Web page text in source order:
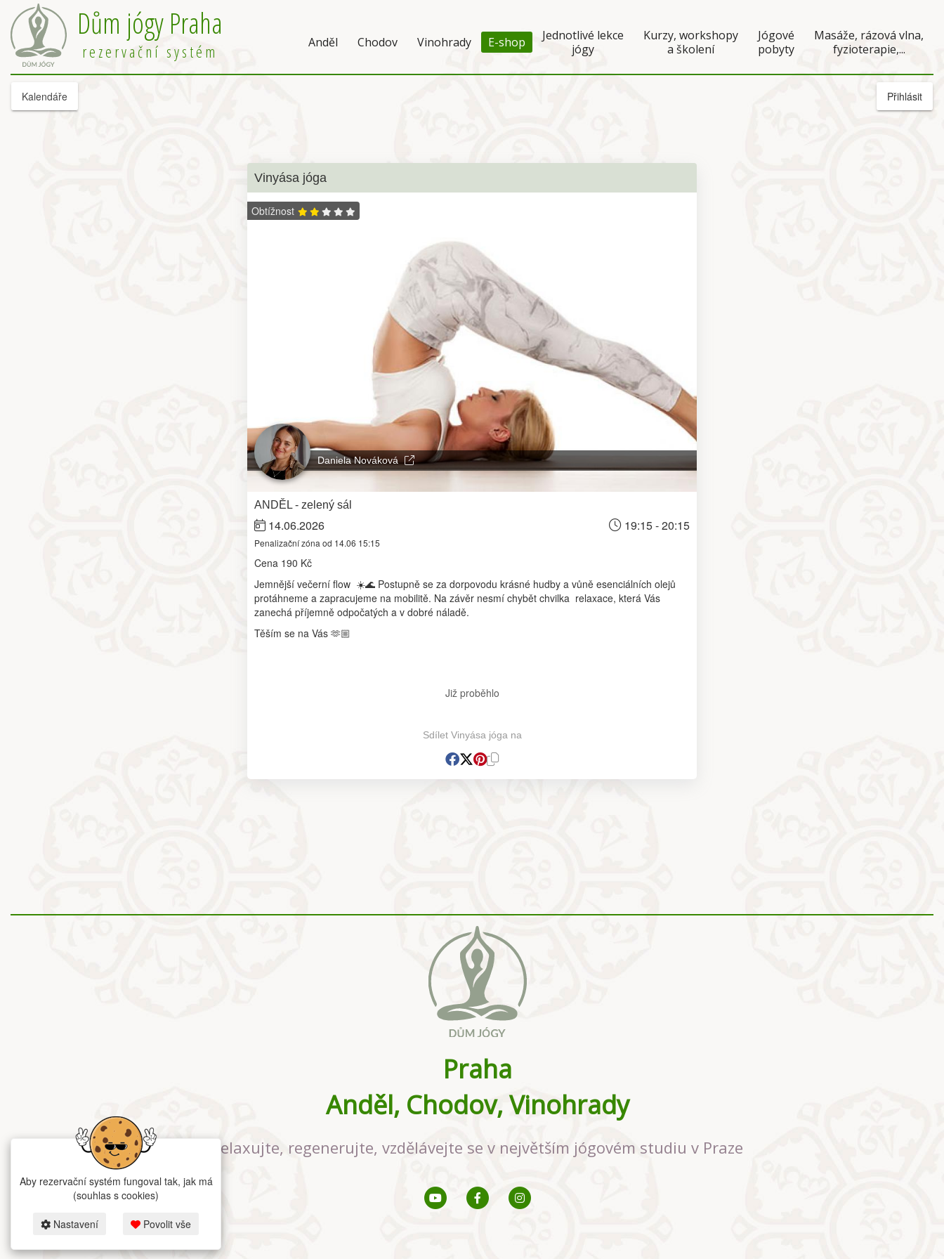
Dům jógy Praha
rezervační systém Anděl Chodov Vinohrady E-shop
Jednotlivé lekce
jógy
Kurzy, workshopy
a školení
Jógové
pobyty
Masáže, rázová vlna,
fyzioterapie,...
Kalendáře Přihlásit
Vinyása jóga
Obtížnost
Daniela Nováková
ANDĚL - zelený sál
14.06.2026 19:15 - 20:15
Penalizační zóna od 14.06 15:15
Cena 190 Kč
Jemnější večerní flow ☀️🌊 Postupně se za dorpovodu krásné hudby a vůně esenciálních olejů
protáhneme a zapracujeme na mobilitě. Na závěr nesmí chybět chvilka relaxace, která Vás
zanechá příjemně odpočatých a v dobré náladě.
Těším se na Vás 🫶🏼
Již proběhlo
Sdílet Vinyása jóga na
Praha
Anděl, Chodov, Vinohrady
Relaxujte, regenerujte, vzdělávejte se v největším jógovém studiu v Praze
Aby rezervační systém fungoval tak, jak má
(souhlas s cookies)
Nastavení Povolit vše